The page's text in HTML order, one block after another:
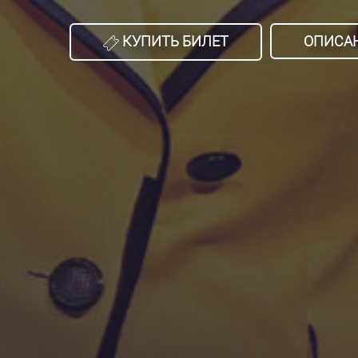
КУПИТЬ БИЛЕТ